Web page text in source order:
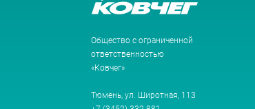
Общество с ограниченной
ответственностью
«Ковчег»
Тюмень, ул. Широтная, 113